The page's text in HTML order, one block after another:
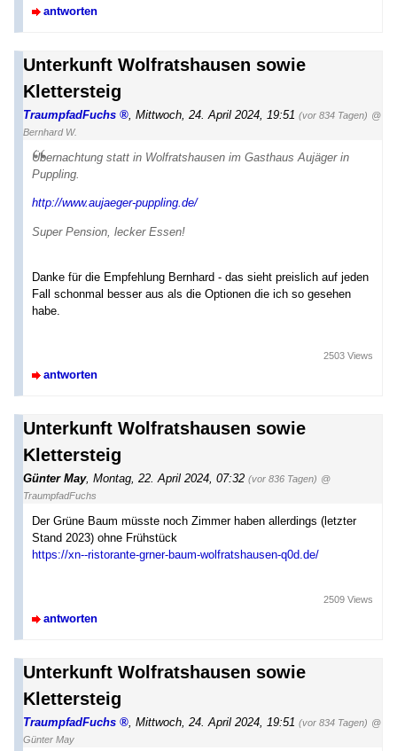
antworten
Unterkunft Wolfratshausen sowie
Klettersteig
TraumpfadFuchs , Mittwoch, 24. April 2024, 19:51 (vor 834 Tagen) @
Bernhard W.
Übernachtung statt in Wolfratshausen im Gasthaus Aujäger in
Puppling.
http://www.aujaeger-puppling.de/
Super Pension, lecker Essen!
Danke für die Empfehlung Bernhard - das sieht preislich auf jeden
Fall schonmal besser aus als die Optionen die ich so gesehen
habe.
antworten
2503 Views
Unterkunft Wolfratshausen sowie
Klettersteig
Günter May, Montag, 22. April 2024, 07:32 (vor 836 Tagen) @
TraumpfadFuchs
Der Grüne Baum müsste noch Zimmer haben allerdings (letzter
Stand 2023) ohne Frühstück
https://xn--ristorante-grner-baum-wolfratshausen-q0d.de/
antworten
2509 Views
Unterkunft Wolfratshausen sowie
Klettersteig
TraumpfadFuchs Mittwoch, 24. April 2024, 19:51 (vor 834 Tagen) @
Günter May